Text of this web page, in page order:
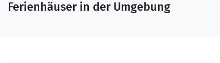
Ferienhäuser in der Umgebung